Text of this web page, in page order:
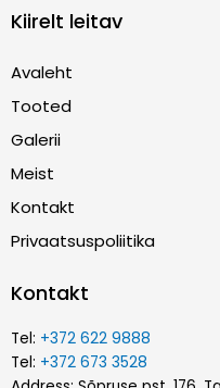
Kiirelt leitav
Avaleht
Tooted
Galerii
Meist
Kontakt
Privaatsuspoliitika
Kontakt
Tel: +372 622 9888
Tel: +372 673 3528